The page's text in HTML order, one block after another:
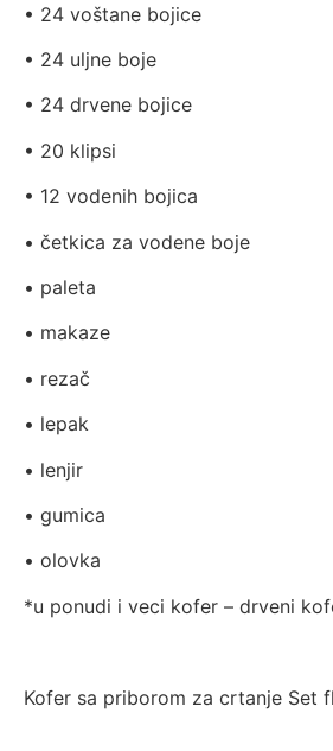
• 24 voštane bojice
• 24 uljne boje
• 24 drvene bojice
• 20 klipsi
• 12 vodenih bojica
• četkica za vodene boje
• paleta
• makaze
• rezač
• lepak
• lenjir
• gumica
• olovka
*u ponudi i veci kofer – drveni
Kofer sa priborom za crtanje Set